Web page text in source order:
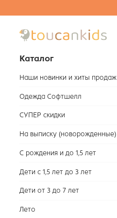
Каталог
Наши новинки и хиты продаж
Одежда Софтшелл
СУПЕР скидки
На выписку (новорожденные)
С рождения и до 1,5 лет
Дети с 1,5 лет до 3 лет
Дети от 3 до 7 лет
Лето